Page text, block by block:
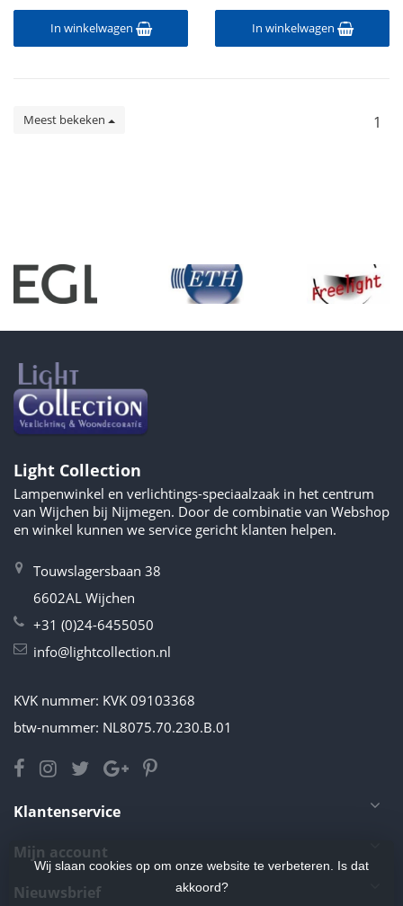
In winkelwagen In winkelwagen
Meest bekeken 1
Light Collection
Lampenwinkel en verlichtings-speciaalzaak in het centrum
van Wijchen bij Nijmegen. Door de combinatie van Webshop
en winkel kunnen we service gericht klanten helpen.
Touwslagersbaan 38
6602AL Wijchen
+31 (0)24-6455050
info@lightcollection.nl
KVK nummer: KVK 09103368
btw-nummer: NL8075.70.230.B.01
Klantenservice
Mijn account
Nieuwsbrief
Wij slaan cookies op om onze website te verbeteren. Is dat
akkoord?